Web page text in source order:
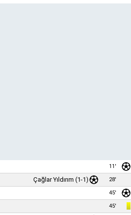
11'
Çağlar Yıldırım (1-1) 28'
45'
45'